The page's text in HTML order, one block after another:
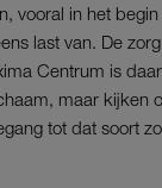
vooral in het
last van. De
Centrum is
maar kijken
tot dat soort